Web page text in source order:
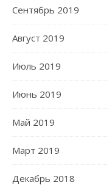
Сентябрь 2019
Август 2019
Июль 2019
Июнь 2019
Май 2019
Март 2019
Декабрь 2018